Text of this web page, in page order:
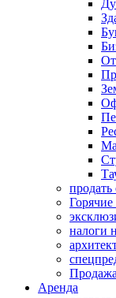
продать
налоги
Аренда